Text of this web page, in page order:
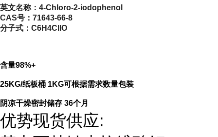
英文名称： 4-Chloro-2-iodophenol
CAS号： 71643-66-8
分子式： C6H4ClIO
含量98%+
25KG/纸板桶 1KG可根据需求数量包装
阴凉干燥密封储存 36个月
优势现货供应: